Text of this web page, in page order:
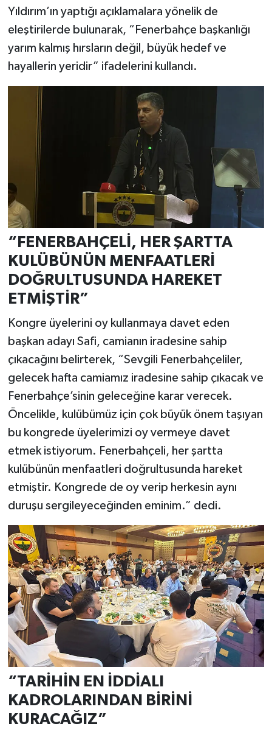
Yıldırım’ın yaptığı açıklamalara yönelik de
eleştirilerde bulunarak, “Fenerbahçe başkanlığı
yarım kalmış hırsların değil, büyük hedef ve
hayallerin yeridir” ifadelerini kullandı.
“FENERBAHÇELİ, HER ŞARTTA
KULÜBÜNÜN MENFAATLERİ
DOĞRULTUSUNDA HAREKET
ETMİŞTİR”
Kongre üyelerini oy kullanmaya davet eden
başkan adayı Safi, camianın iradesine sahip
çıkacağını belirterek, “Sevgili Fenerbahçeliler,
gelecek hafta camiamız iradesine sahip çıkacak ve
Fenerbahçe’sinin geleceğine karar verecek.
Öncelikle, kulübümüz için çok büyük önem taşıyan
bu kongrede üyelerimizi oy vermeye davet
etmek istiyorum. Fenerbahçeli, her şartta
kulübünün menfaatleri doğrultusunda hareket
etmiştir. Kongrede de oy verip herkesin aynı
duruşu sergileyeceğinden eminim.” dedi.
“TARİHİN EN İDDİALI
KADROLARINDAN BİRİNİ
KURACAĞIZ”